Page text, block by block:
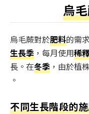
烏
烏毛蕨對於肥料的需
生長季 ，每月使用稀
長。在冬季 ，由於植
。
不同生長階段的